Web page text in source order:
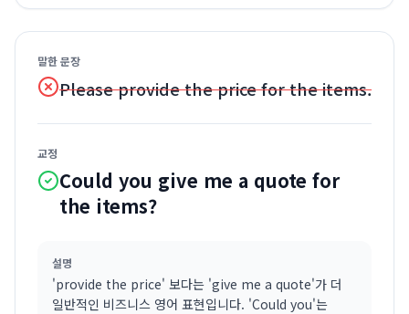
말한 문장
Please provide the price for the items.
교정
Could you give me a quote for
the items?
설명
'provide the price' 보다는 'give me a quote'가 더
일반적인 비즈니스 영어 표현입니다. 'Could you'는